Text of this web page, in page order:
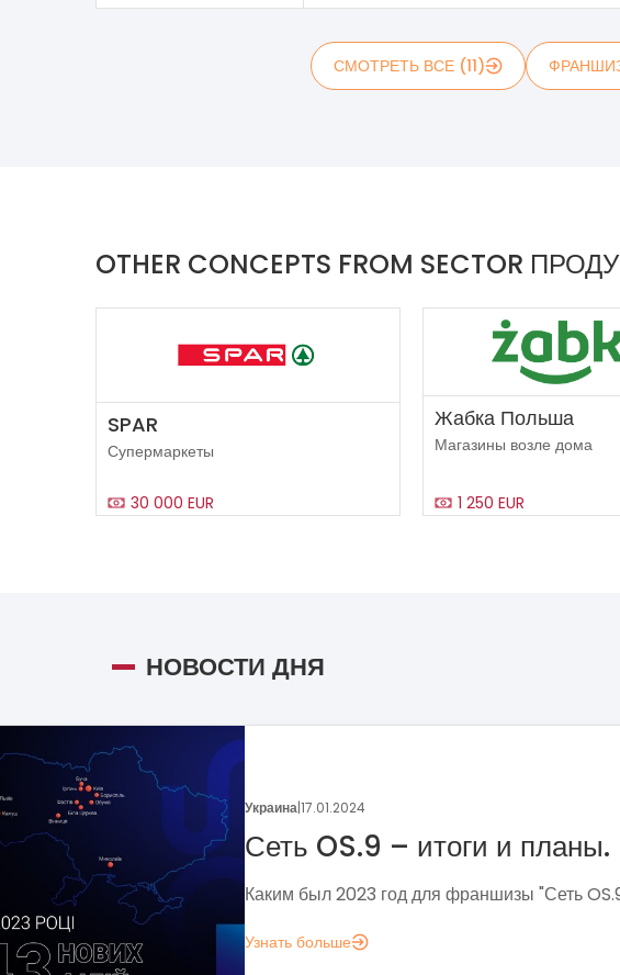
СМОТРЕТЬ ВСЕ (11)
OTHER CONCEPTS FROM SECTOR
SPAR
Супермаркеты
30 000 EUR
Жабка Польша
Магазины возле дома
1 250 EUR
НОВОСТИ ДНЯ
Украина
Поговорим о динамике рынка
франчайзинга?
Если задумались над вопросом «А для чего мне
аналитика?», вот несколько метрик, которые помогут
понять, зачем вам это нужно.